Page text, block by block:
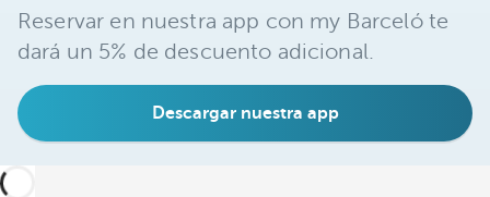
Reservar en nuestra app con my Barceló te
dará un 5% de descuento adicional.
Descargar nuestra app